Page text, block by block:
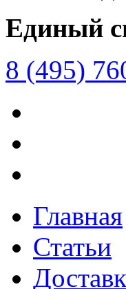
Единый
8 (495)
Главная
Статьи